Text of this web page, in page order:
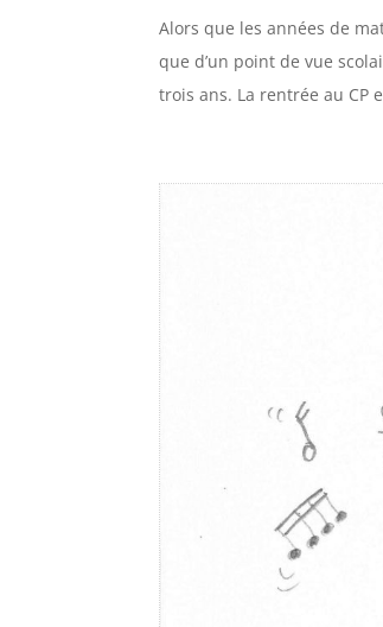
Alors que les années de
que d’un point de vue
trois ans. La rentrée au CP